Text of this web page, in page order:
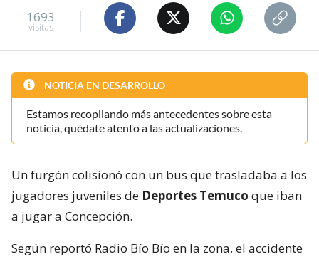
1693
visitas
NOTICIA EN DESARROLLO
Estamos recopilando más antecedentes sobre esta
noticia, quédate atento a las actualizaciones.
Un furgón colisionó con un bus que trasladaba a los
jugadores juveniles de Deportes Temuco que iban
a jugar a Concepción.
Según reportó Radio Bío Bío en la zona, el accidente